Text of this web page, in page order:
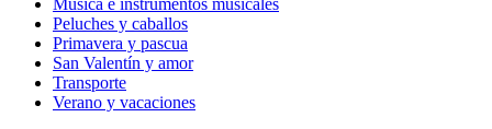
Música e instrumentos musicales
Peluches y caballos
Primavera y pascua
San Valentín y amor
Transporte
Verano y vacaciones